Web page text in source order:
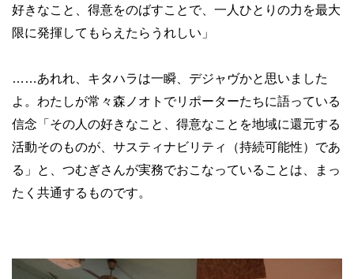
好きなこと、得意をのばすことで、一人ひとりの力を最大
限に発揮してもらえたらうれしい」
……あれれ、キタハラは一瞬、デジャヴかと思いました
よ。わたしが常々森ノオトでリポーターたちに語っている
信念「その人の好きなこと、得意なことを地域に還元する
活動そのものが、サスティナビリティ（持続可能性）であ
る」と、つむぎさんが実務でおこなっていることは、まっ
たく共通するものです。